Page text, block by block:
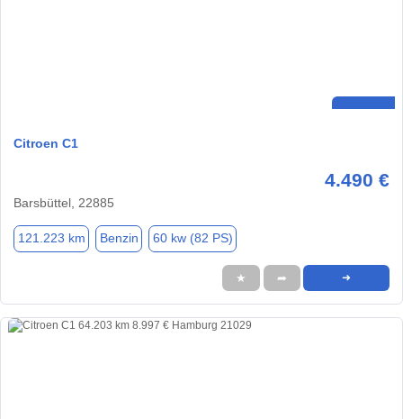
Citroen C1
4.490 €
Barsbüttel, 22885
121.223 km Benzin 60 kw (82 PS)
★ ➦ ➜